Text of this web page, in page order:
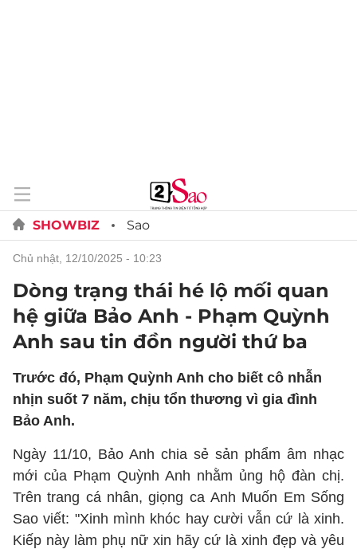
SHOWBIZ Sao
chủ nhật, 12/10/2025 - 10:23
Dòng trạng thái hé lộ mối quan
hệ giữa Bảo Anh - Phạm Quỳnh
Anh sau tin đồn người thứ ba
Trước đó, Phạm Quỳnh Anh cho biết cô nhẫn
nhịn suốt 7 năm, chịu tổn thương vì gia đình
Bảo Anh.
Ngày 11/10, Bảo Anh chia sẻ sản phẩm âm nhạc
mới của Phạm Quỳnh Anh nhằm ủng hộ đàn chị.
Trên trang cá nhân, giọng ca Anh Muốn Em Sống
Sao viết: "Xinh mình khóc hay cười vẫn cứ là xinh.
Kiếp này làm phụ nữ xin hãy cứ là xinh đẹp và yêu